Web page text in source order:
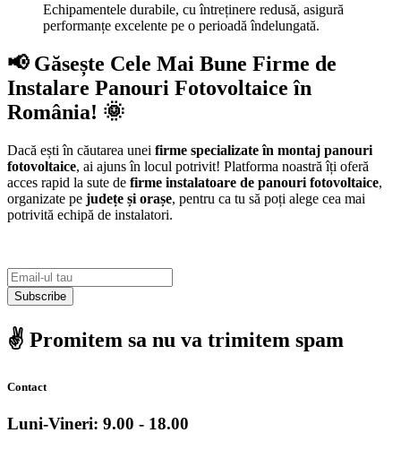
Echipamentele durabile, cu întreținere redusă, asigură
performanțe excelente pe o perioadă îndelungată.
📢 Găsește Cele Mai Bune Firme de
Instalare Panouri Fotovoltaice în
România! 🌞
Dacă ești în căutarea unei firme specializate în montaj panouri
fotovoltaice, ai ajuns în locul potrivit! Platforma noastră îți oferă
acces rapid la sute de firme instalatoare de panouri fotovoltaice,
organizate pe județe și orașe, pentru ca tu să poți alege cea mai
potrivită echipă de instalatori.
Subscribe
✌️ Promitem sa nu va trimitem spam
Contact
Luni-Vineri: 9.00 - 18.00